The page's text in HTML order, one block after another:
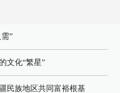
”
文化“繁星”
民族地区共同富裕根基